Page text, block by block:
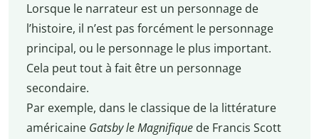
Lorsque le narrateur est un personnage de
l’histoire, il n’est pas forcément le personnage
principal, ou le personnage le plus important.
Cela peut tout à fait être un personnage
secondaire.
Par exemple, dans le classique de la littérature
américaine Gatsby le Magnifiquede Francis Scott